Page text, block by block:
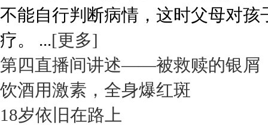
不能自行判断病情，这时父母对
疗。 ...[更多]
第四直播间讲述——被救赎的银屑
饮酒用激素，全身爆红斑
18岁依旧在路上